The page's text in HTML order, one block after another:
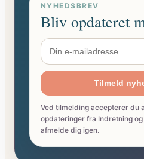
NYHEDSBREV
Bliv opdateret
Tilmeld
Ved tilmelding accepterer du
opdateringer fra Indretning
afmelde dig igen.